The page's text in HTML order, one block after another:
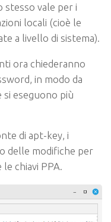
stesso vale per i
locali (cioè le
a livello di sistema).
ora chiederanno
in modo da
eseguono più
di apt-key, i
delle modifiche per
chiavi PPA.